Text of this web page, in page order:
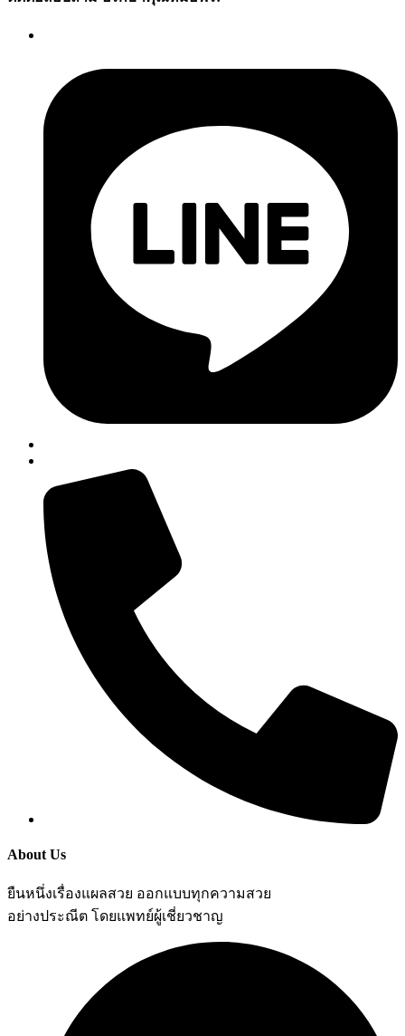
About Us
ยืนหนึ่งเรื่องแผลสวย ออกแบบทุกความสวย
อย่างประณีต โดยแพทย์ผู้เชี่ยวชาญ